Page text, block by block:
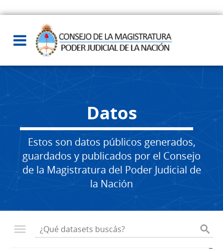
Datos
Estos son datos públicos generados,
guardados y publicados por el Consejo
de la Magistratura del Poder Judicial de
la Nación